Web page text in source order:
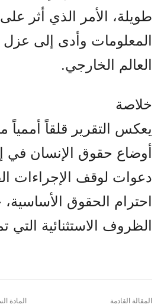
طويلة، الأمر الذي أثر
المعلومات وأدى إلى
العالم الخارجي.
خلاصة
يعكس التقرير قلقاً أممياً
أوضاع حقوق الإنسان في
دعوات لوقف الإجراءات
احترام الحقوق
الظروف الاستثنائية التي
المادة المقالة القادمة